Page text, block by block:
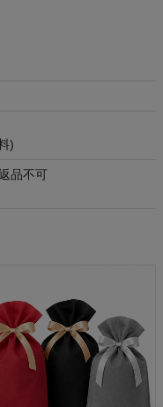
)
品不可